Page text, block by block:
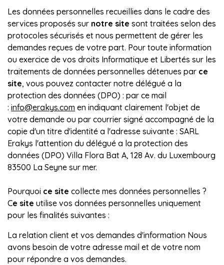
Les données personnelles recueillies dans le cadre des
services proposés sur notre site sont traitées selon des
protocoles sécurisés et nous permettent de gérer les
demandes reçues de votre part. Pour toute information
ou exercice de vos droits Informatique et Libertés sur les
traitements de données personnelles détenues par ce
site, vous pouvez contacter notre délégué a la
protection des données (DPO) : par ce mail
: info@erakys.com en indiquant clairement l'objet de
votre demande ou par courrier signé accompagné de la
copie d'un titre d'identité a l'adresse suivante : SARL
Erakys l'attention du délégué a la protection des
données (DPO) Villa Flora Bat A, 128 Av. du Luxembourg
83500 La Seyne sur mer.
Pourquoi ce site collecte mes données personnelles ?
Ce site utilise vos données personnelles uniquement
pour les finalités suivantes :
La relation client et vos demandes d'information Nous
avons besoin de votre adresse mail et de votre nom
pour répondre a vos demandes.